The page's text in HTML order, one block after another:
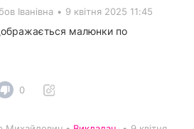
Іванівна • 9 квітня 2025 11:45
малюнки по
0